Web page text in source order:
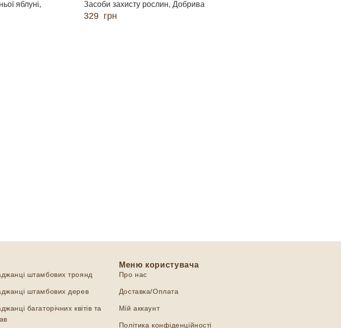
яблуні,
Засоби захисту рослин, Добрива
329 грн
штамбових троянд
штамбових дерев
багаторічних квітів та
Меню користувача
Про нас
Доставка/Оплата
Мій аккаунт
Політика конфіденційності